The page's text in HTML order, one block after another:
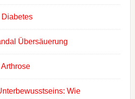
Übersäuerung
Wie